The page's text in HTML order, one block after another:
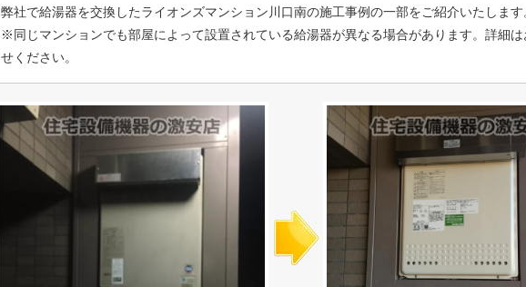
弊社で給湯器を交換したライオンズマンション川口南の施工事例の一部をご紹介いたします
※同じマンションでも部屋によって設置されている給湯器が異なる場合があります。詳細は
せください。